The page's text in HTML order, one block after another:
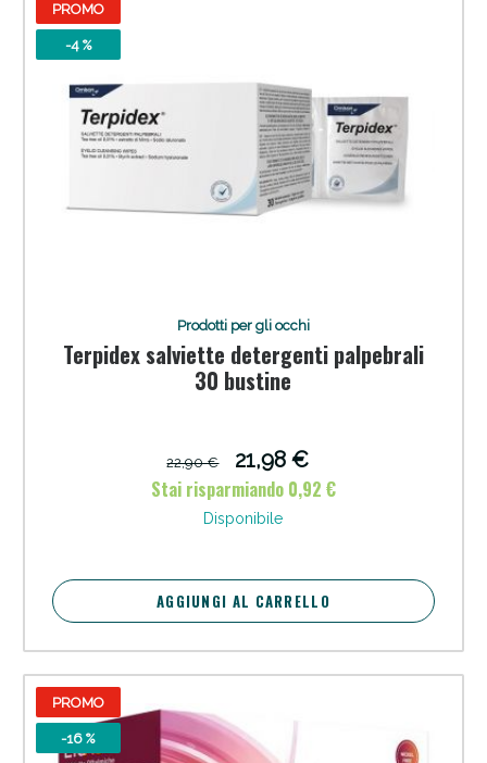
PROMO
-4 %
Prodotti per gli occhi
Terpidex salviette detergenti palpebrali
30 bustine
22,90 €
21,98 €
Stai risparmiando 0,92 €
Disponibile
AGGIUNGI AL CARRELLO
PROMO
-16 %
Benessere Intestinale: Sconto fino al 55% valido